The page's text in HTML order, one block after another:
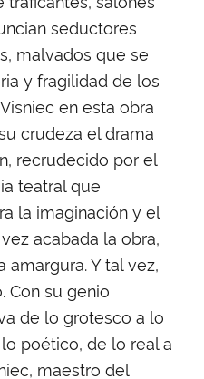
seductores
malvados que se
y fragilidad de los
en esta obra
crudeza el drama
recrudecido por el
teatral que
la imaginación y el
acabada la obra,
Y tal vez,
Con su genio
de lo grotesco a lo
poético, de lo real a
maestro del